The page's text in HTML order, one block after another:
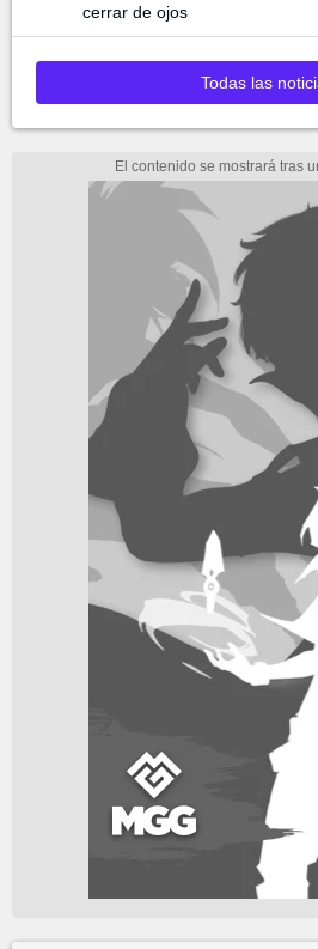
cerrar de ojos
Todas las